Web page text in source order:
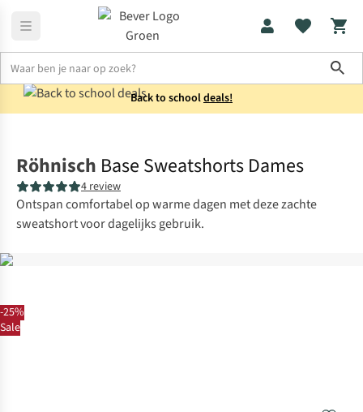
Back to schooldeals!
-25%
Sale
Röhnisch Base Sweatshorts Dames
4 review
Ontspan comfortabel op warme dagen met deze zachte
sweatshort voor dagelijks gebruik.